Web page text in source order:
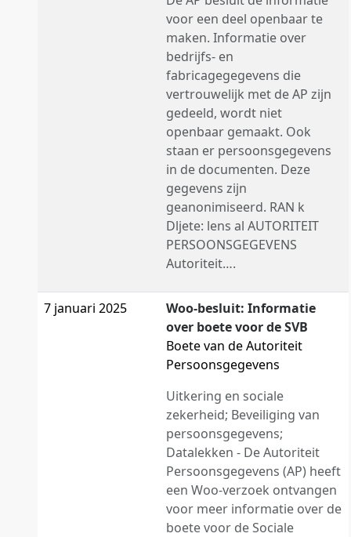
voor een deel openbaar te
maken. Informatie over
bedrijfs- en
fabricagegegevens die
vertrouwelijk met de AP zijn
gedeeld, wordt niet
openbaar gemaakt. Ook
staan er persoonsgegevens
in de documenten. Deze
gegevens zijn
geanonimiseerd. RAN k
Dljete: lens al AUTORITEIT
PERSOONSGEGEVENS
Autoriteit….
7 januari 2025
Woo-besluit: Informatie
over boete voor de SVB
Boete van de Autoriteit
Persoonsgegevens
Uitkering en sociale
zekerheid; Beveiliging van
persoonsgegevens;
Datalekken - De Autoriteit
Persoonsgegevens (AP) heeft
een Woo-verzoek ontvangen
voor meer informatie over de
boete voor de Sociale